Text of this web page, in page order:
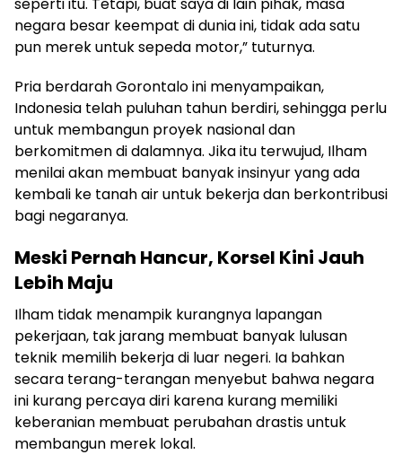
negara besar keempat di dunia ini, tidak ada satu
pun merek untuk sepeda motor,” tuturnya.
Pria berdarah Gorontalo ini menyampaikan,
Indonesia telah puluhan tahun berdiri, sehingga perlu
untuk membangun proyek nasional dan
berkomitmen di dalamnya. Jika itu terwujud, Ilham
menilai akan membuat banyak insinyur yang ada
kembali ke tanah air untuk bekerja dan berkontribusi
bagi negaranya.
Meski Pernah Hancur, Korsel Kini Jauh
Lebih Maju
Ilham tidak menampik kurangnya lapangan
pekerjaan, tak jarang membuat banyak lulusan
teknik memilih bekerja di luar negeri. Ia bahkan
secara terang-terangan menyebut bahwa negara
ini kurang percaya diri karena kurang memiliki
keberanian membuat perubahan drastis untuk
membangun merek lokal.